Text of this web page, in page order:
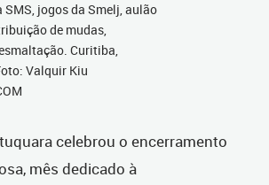
SMS, jogos da Smelj, aulão
de mudas,
Curitiba,
Valquir Kiu
celebrou o encerramento
mês dedicado à